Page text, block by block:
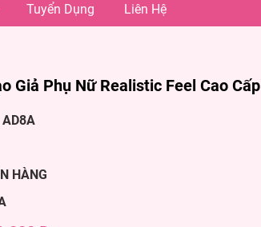
Tuyển Dụng Liên Hệ
Giả Phụ Nữ Realistic Feel Cao Cấp
HÀNG